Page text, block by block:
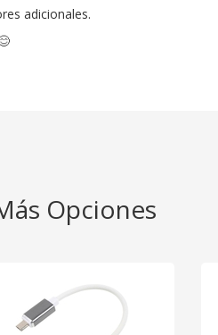
adicionales.
Opciones